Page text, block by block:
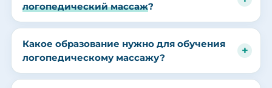
логопедический массаж?
Какое образование нужно для обучения
логопедическому массажу?